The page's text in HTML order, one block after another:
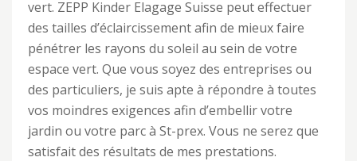
vert. ZEPP Kinder Elagage Suisse peut effectuer
des tailles d’éclaircissement afin de mieux faire
pénétrer les rayons du soleil au sein de votre
espace vert. Que vous soyez des entreprises ou
des particuliers, je suis apte à répondre à toutes
vos moindres exigences afin d’embellir votre
jardin ou votre parc à St-prex. Vous ne serez que
satisfait des résultats de mes prestations.